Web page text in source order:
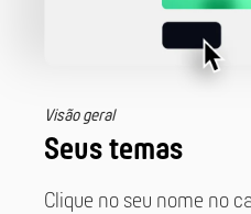
Visão geral
Seus temas
Clique no seu nome no